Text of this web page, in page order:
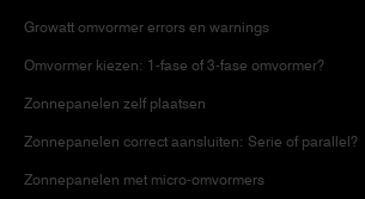
Growatt omvormer errors en warnings
Omvormer kiezen: 1-fase of 3-fase omvormer?
Zonnepanelen zelf plaatsen
Zonnepanelen correct aansluiten: Serie of parallel?
Zonnepanelen met micro-omvormers